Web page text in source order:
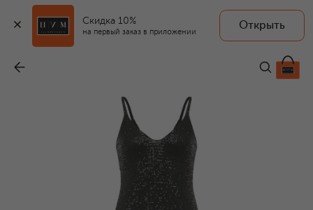
Скидка 10%
на первый заказ в приложении
Открыть
100 000 ₽